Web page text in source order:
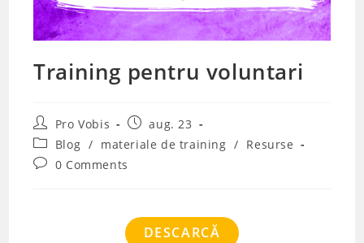
Training pentru voluntari
Post
author:
Pro Vobis
Post
published:
aug. 23
Post
category:
Blog / materiale de training / Resurse
Post0 Comments
DESCARCĂ